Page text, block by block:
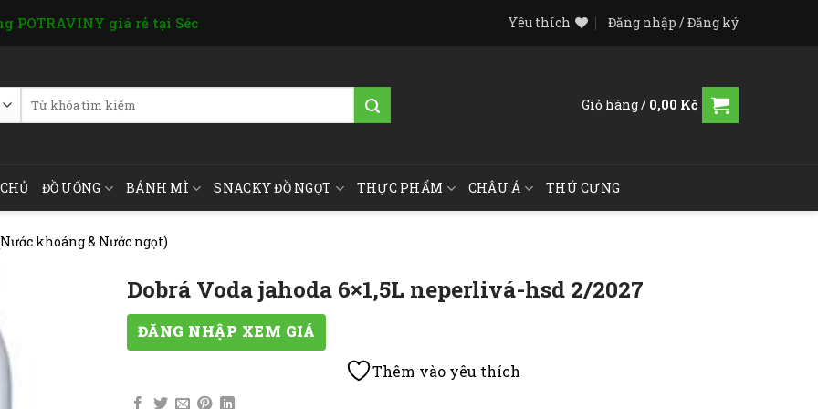
POTRAVINY giá rẻ tại Séc Yêu thích Đăng nhập / Đăng ký
kiếm:
Giỏ hàng / 0,00 Kč
ĐỒ UỐNG BÁNH MÌ SNACKY ĐỒ NGỌT THỰC PHẨM CHÂU Á THÚ CƯNG
khoáng & Nước ngọt)
Dobrá Voda jahoda 6×1,5L neperlivá-hsd 2/2027
ĐĂNG NHẬP XEM GIÁ
Thêm vào yêu thích